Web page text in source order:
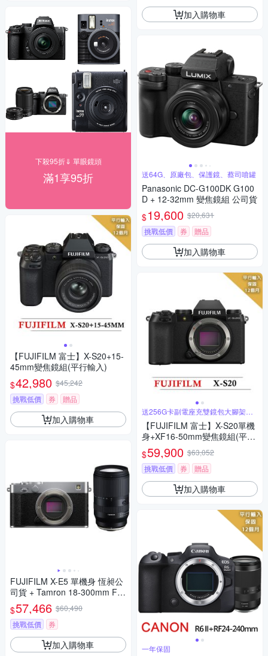
下殺95折⇓ 單眼鏡頭
滿1享95折
【FUJIFILM 富士】X-S20+15-
45mm變焦鏡組(平行輸入)
$42,980 $45,242
挑戰低價
券 贈品
加入購物車
FUJIFILM X-E5 單機身 恆昶公
司貨 + Tamron 18-300mm F3.
5-6.3 鏡頭 公司貨
$57,466 $60,490
挑戰低價
券
加入購物車
加入購物車
送64G、原廠包、保護鏡、蔡司噴罐
Panasonic DC-G100DK G100
D + 12-32mm 變焦鏡組 公司貨
$19,600 $20,631
挑戰低價
券 贈品
加入購物車
送256G卡副電座充雙鏡包大腳架拭
鏡筆等
【FUJIFILM 富士】X-S20單機
身+XF16-50mm變焦鏡組(平行
輸入)
$59,900 $63,052
挑戰低價
券 贈品
加入購物車
一年保固